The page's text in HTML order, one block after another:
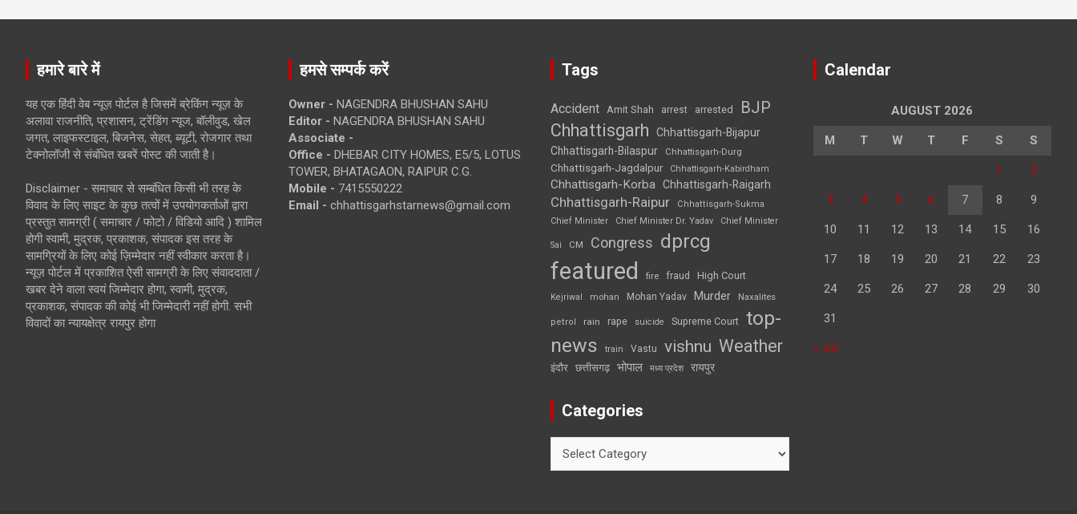
हमारे बारे में
यह एक हिंदी वेब न्यूज़ पोर्टल है जिसमें ब्रेकिंग न्यूज़ के
अलावा राजनीति, प्रशासन, ट्रेंडिंग न्यूज, बॉलीवुड, खेल
जगत, लाइफस्टाइल, बिजनेस, सेहत, ब्यूटी, रोजगार तथा
टेक्नोलॉजी से संबंधित खबरें पोस्ट की जाती है।
Disclaimer - समाचार से सम्बंधित किसी भी तरह के
विवाद के लिए साइट के कुछ तत्वों में उपयोगकर्ताओं द्वारा
प्रस्तुत सामग्री ( समाचार / फोटो / विडियो आदि ) शामिल
होगी स्वामी, मुद्रक, प्रकाशक, संपादक इस तरह के
सामग्रियों के लिए कोई ज़िम्मेदार नहीं स्वीकार करता है।
न्यूज़ पोर्टल में प्रकाशित ऐसी सामग्री के लिए संवाददाता /
खबर देने वाला स्वयं जिम्मेदार होगा, स्वामी, मुद्रक,
प्रकाशक, संपादक की कोई भी जिम्मेदारी नहीं होगी. सभी
विवादों का न्यायक्षेत्र रायपुर होगा
हमसे सम्पर्क करें
Owner - NAGENDRA BHUSHAN SAHU
Editor - NAGENDRA BHUSHAN SAHU
Associate -
Office - DHEBAR CITY HOMES, E5/5, LOTUS
TOWER, BHATAGAON, RAIPUR C.G.
Mobile - 7415550222
Email - chhattisgarhstarnews@gmail.com
Tags
Accident Amit Shah arrest arrested BJP
Chhattisgarh
Chhattisgarh-Bijapur
Chhattisgarh-Bilaspur
Chhattisgarh-Durg
Chhattisgarh-Jagdalpur Chhattisgarh-Kabirdham
Chhattisgarh-Korba Chhattisgarh-Raigarh
Chhattisgarh-Raipur
Chhattisgarh-Sukma
Chief Minister
Chief Minister Dr. Yadav Chief Minister
Sai CM Congress dprcg
featured fire fraud High Court
Kejriwal mohan Mohan Yadav Murder Naxalites
petrol rain rape suicide Supreme Court top-
news
train Vastu vishnu Weather
इंदौर छत्तीसगढ़ भोपाल मध्य प्रदेश रायपुर
Categories
Calendar
AUGUST 2026
M T W T F S S
1 2
3 4 5 6 7 8 9
10 11 12 13 14 15 16
17 18 19 20 21 22 23
24 25 26 27 28 29 30
31
« Jul